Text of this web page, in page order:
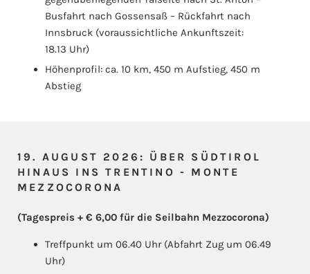
Busfahrt nach Gossensaß – Rückfahrt nach
Innsbruck (voraussichtliche Ankunftszeit:
18.13 Uhr)
Höhenprofil: ca. 10 km, 450 m Aufstieg, 450 m
Abstieg
19. AUGUST 2026: ÜBER SÜDTIROL
HINAUS INS TRENTINO - MONTE
MEZZOCORONA
(Tagespreis + € 6,00 für die Seilbahn Mezzocorona)
Treffpunkt um 06.40 Uhr (Abfahrt Zug um 06.49
Uhr)